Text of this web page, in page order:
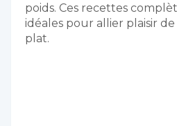
poids. Ces recettes
idéales pour allier plaisir
plat.